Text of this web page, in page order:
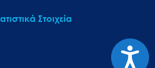
Στοιχεία